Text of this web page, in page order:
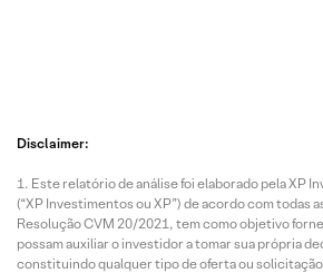
Disclaimer:
Este relatório de análise foi elaborado pela XP
(“XP Investimentos ou XP”) de acordo com todas
Resolução CVM 20/2021, tem como objetivo
possam auxiliar o investidor a tomar sua própria
constituindo qualquer tipo de oferta ou solicitação